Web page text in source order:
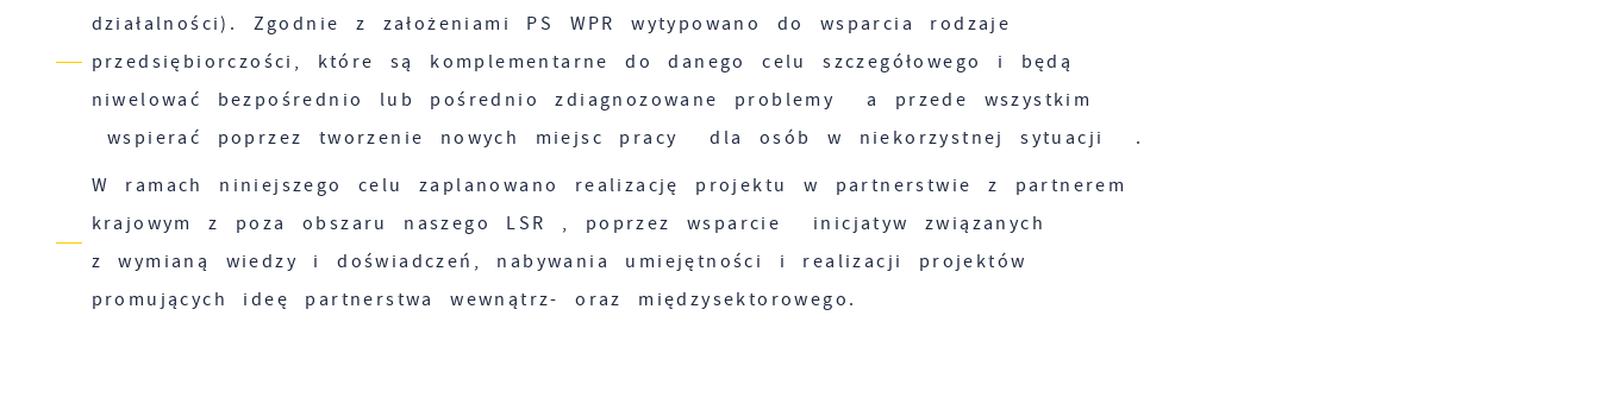
działalności). Zgodnie z założeniami PS WPR wytypowano do wsparcia rodzaje
przedsiębiorczości, które są komplementarne do danego celu szczegółowego i będą
niwelować bezpośrednio lub pośrednio zdiagnozowane problemy a przede wszystkim
wspierać poprzez tworzenie nowych miejsc pracy dla osób w niekorzystnej sytuacji .
W ramach niniejszego celu zaplanowano realizację projektu w partnerstwie z partnerem
krajowym z poza obszaru naszego LSR , poprzez wsparcie inicjatyw związanych
z wymianą wiedzy i doświadczeń, nabywania umiejętności i realizacji projektów
promujących ideę partnerstwa wewnątrz- oraz międzysektorowego.
Ustawienia
lub zaakceptować je wszystkie. W dowolnym momencie możesz
dokonać zmiany swoich ustawień.